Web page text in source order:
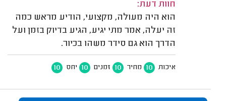
חוות דעת:
הוא היה מעולה, מקצועי, הודיע מראש כמה
זה יעלה, אמר מתי יגיע, הגיע בדיוק בזמן ועל
הדרך הוא גם סידר משהו בכיור.
איכות 10 מחיר 10 זמנים 10 יחס 10